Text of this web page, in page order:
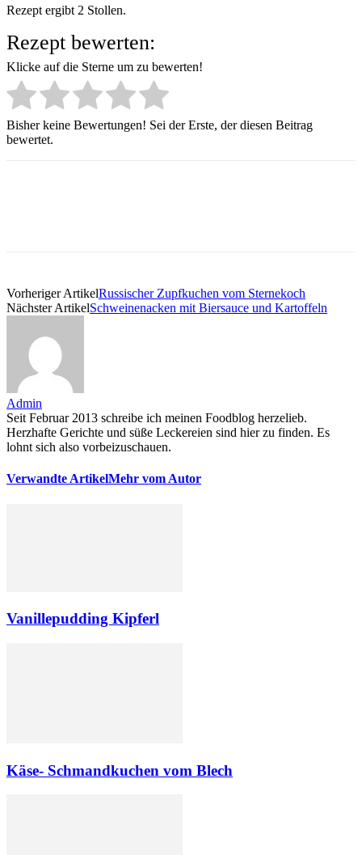
Rezept ergibt 2 Stollen.
Rezept bewerten:
Klicke auf die Sterne um zu bewerten!
Bisher keine Bewertungen! Sei der Erste, der diesen Beitrag
bewertet.
Vorheriger ArtikelRussischer Zupfkuchen vom Sternekoch
Nächster ArtikelSchweinenacken mit Biersauce und Kartoffeln
Admin
Seit Februar 2013 schreibe ich meinen Foodblog herzelieb.
Herzhafte Gerichte und süße Leckereien sind hier zu finden. Es
lohnt sich also vorbeizuschauen.
Verwandte ArtikelMehr vom Autor
Vanillepudding Kipferl
Käse- Schmandkuchen vom Blech